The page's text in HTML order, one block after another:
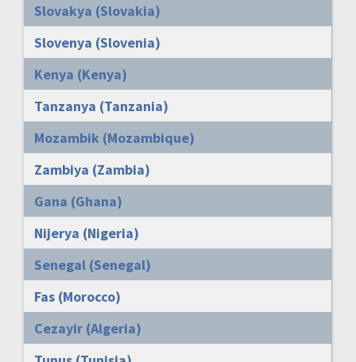
Slovakya (Slovakia)
Slovenya (Slovenia)
Kenya (Kenya)
Tanzanya (Tanzania)
Mozambik (Mozambique)
Zambiya (Zambia)
Gana (Ghana)
Nijerya (Nigeria)
Senegal (Senegal)
Fas (Morocco)
Cezayir (Algeria)